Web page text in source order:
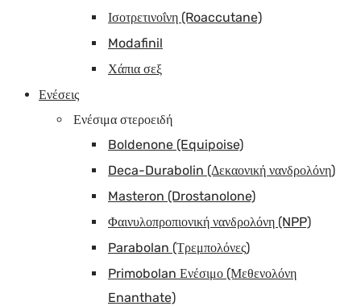
Ισοτρετινοΐνη (Roaccutane)
Modafinil
Χάπια σεξ
Ενέσεις
Ενέσιμα στεροειδή
Boldenone (Equipoise)
Deca-Durabolin (Δεκαονική νανδρολόνη)
Masteron (Drostanolone)
Φαινυλοπροπιονική νανδρολόνη (NPP)
Parabolan (Τρεμπολόνες)
Primobolan Ενέσιμο (Μεθενολόνη
Enanthate)